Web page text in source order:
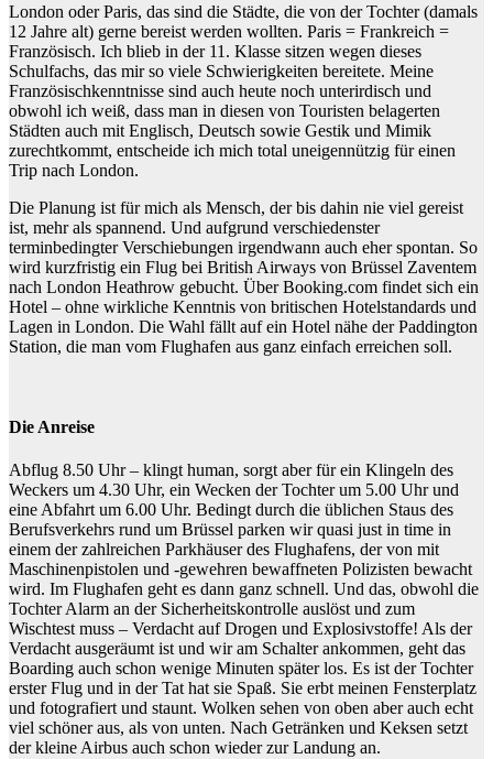
London oder Paris, das sind die Städte, die von der Tochter (damals
12 Jahre alt) gerne bereist werden wollten. Paris = Frankreich =
Französisch. Ich blieb in der 11. Klasse sitzen wegen dieses
Schulfachs, das mir so viele Schwierigkeiten bereitete. Meine
Französischkenntnisse sind auch heute noch unterirdisch und
obwohl ich weiß, dass man in diesen von Touristen belagerten
Städten auch mit Englisch, Deutsch sowie Gestik und Mimik
zurechtkommt, entscheide ich mich total uneigennützig für einen
Trip nach London.
Die Planung ist für mich als Mensch, der bis dahin nie viel gereist
ist, mehr als spannend. Und aufgrund verschiedenster
terminbedingter Verschiebungen irgendwann auch eher spontan. So
wird kurzfristig ein Flug bei British Airways von Brüssel Zaventem
nach London Heathrow gebucht. Über Booking.com findet sich ein
Hotel – ohne wirkliche Kenntnis von britischen Hotelstandards und
Lagen in London. Die Wahl fällt auf ein Hotel nähe der Paddington
Station, die man vom Flughafen aus ganz einfach erreichen soll.
Die Anreise
Abflug 8.50 Uhr – klingt human, sorgt aber für ein Klingeln des
Weckers um 4.30 Uhr, ein Wecken der Tochter um 5.00 Uhr und
eine Abfahrt um 6.00 Uhr. Bedingt durch die üblichen Staus des
Berufsverkehrs rund um Brüssel parken wir quasi just in time in
einem der zahlreichen Parkhäuser des Flughafens, der von mit
Maschinenpistolen und -gewehren bewaffneten Polizisten bewacht
wird. Im Flughafen geht es dann ganz schnell. Und das, obwohl die
Tochter Alarm an der Sicherheitskontrolle auslöst und zum
Wischtest muss – Verdacht auf Drogen und Explosivstoffe! Als der
Verdacht ausgeräumt ist und wir am Schalter ankommen, geht das
Boarding auch schon wenige Minuten später los. Es ist der Tochter
erster Flug und in der Tat hat sie Spaß. Sie erbt meinen Fensterplatz
und fotografiert und staunt. Wolken sehen von oben aber auch echt
viel schöner aus, als von unten. Nach Getränken und Keksen setzt
der kleine Airbus auch schon wieder zur Landung an.